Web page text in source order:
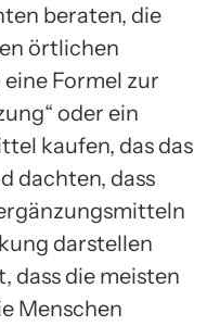
beraten, die
örtlichen
Formel zur
oder ein
kaufen, das das
dachten, dass
darstellen
dass die meisten
Menschen